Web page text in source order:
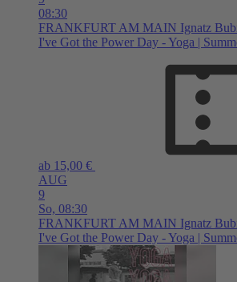
08:30
FRANKFURT AM MAIN Ignatz
I've Got the Power Day - Yoga |
ab 15,00 €
AUG
9
So, 08:30
FRANKFURT AM MAIN Ignatz
I've Got the Power Day - Yoga |